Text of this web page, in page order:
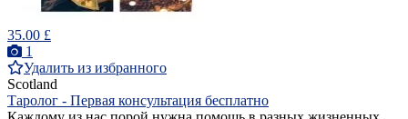
35.00 £
1
Удалить из избранного
Scotland
Таролог - Первая консультация бесплатно